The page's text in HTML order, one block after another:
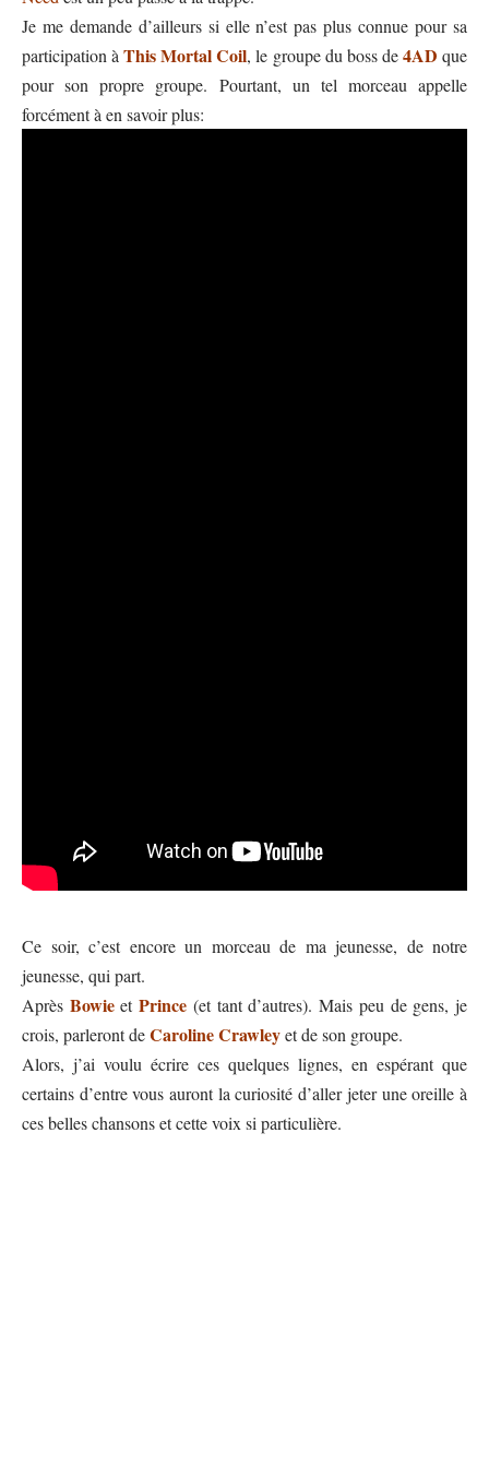
Je me demande d’ailleurs si elle n’est pas plus connue pour sa
participation àThis Mortal Coil, le groupe du boss de4AD que
pour son propre groupe. Pourtant, un tel morceau appelle
forcément à en savoir plus:
Ce soir, c’est encore un morceau de ma jeunesse, de notre
jeunesse, qui part.
Après BowieetPrince (et tant d’autres). Mais peu de gens, je
crois, parleront deCaroline Crawleyet de son groupe.
Alors, j’ai voulu écrire ces quelques lignes, en espérant que
certains d’entre vous auront la curiosité d’aller jeter une oreille à
ces belles chansons et cette voix si particulière.